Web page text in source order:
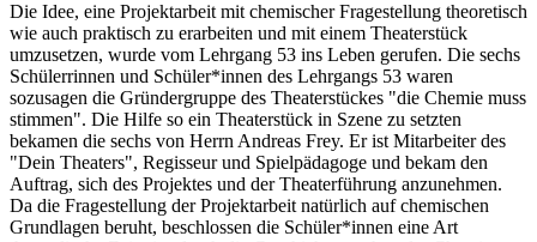
Die Idee, eine Projektarbeit mit chemischer Fragestellung theoretisch
wie auch praktisch zu erarbeiten und mit einem Theaterstück
umzusetzen, wurde vom Lehrgang 53 ins Leben gerufen. Die sechs
Schülerrinnen und Schüler*innen des Lehrgangs 53 waren
sozusagen die Gründergruppe des Theaterstückes "die Chemie muss
stimmen". Die Hilfe so ein Theaterstück in Szene zu setzten
bekamen die sechs von Herrn Andreas Frey. Er ist Mitarbeiter des
"Dein Theaters", Regisseur und Spielpädagoge und bekam den
Auftrag, sich des Projektes und der Theaterführung anzunehmen.
Da die Fragestellung der Projektarbeit natürlich auf chemischen
Grundlagen beruht, beschlossen die Schüler*innen eine Art